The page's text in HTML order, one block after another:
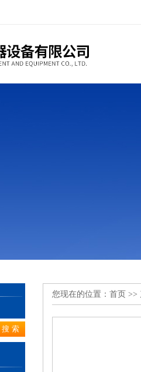
您现在的位置： 首页 >>